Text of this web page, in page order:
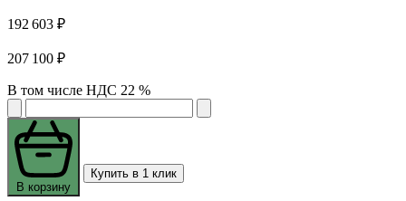
192 603 ₽
207 100 ₽
В том числе НДС 22 %
В корзину
Купить в 1 клик